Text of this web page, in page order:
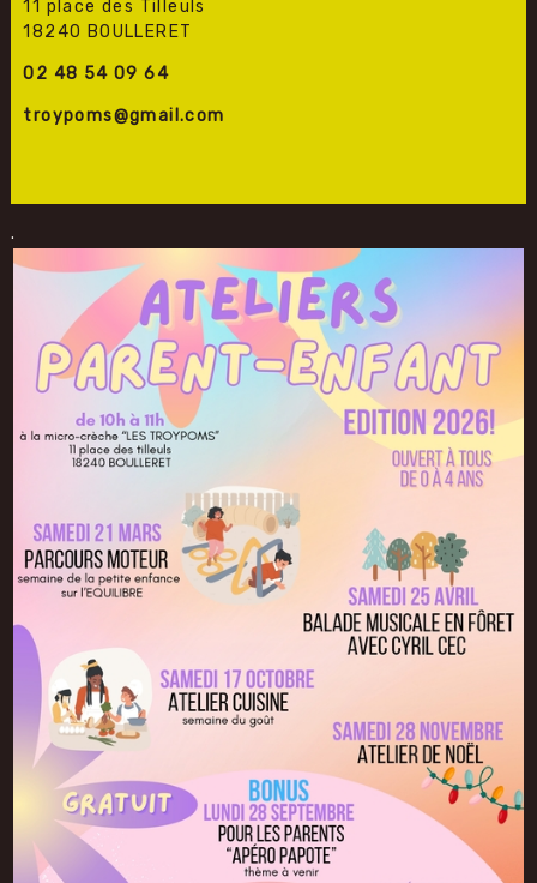
11 place des Tilleuls
18240 BOULLERET
02 48 54 09 64
troypoms@gmail.com
.